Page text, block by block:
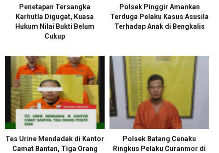
Penetapan Tersangka
Karhutla Digugat, Kuasa
Hukum Nilai Bukti Belum
Cukup
Polsek Pinggir Amankan
Terduga Pelaku Kasus Asusila
Terhadap Anak di Bengkalis
Tes Urine Mendadak di Kantor
Camat Bantan, Tiga Orang
Polsek Batang Cenaku
Ringkus Pelaku Curanmor di